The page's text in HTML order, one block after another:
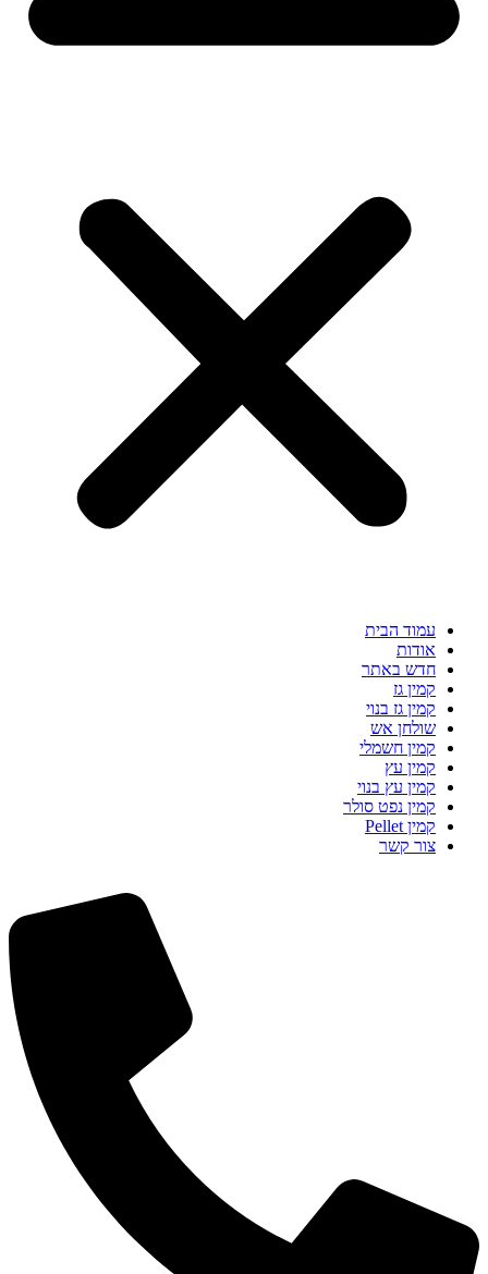
עמוד הבית
אודות
חדש באתר
קמין גז
קמין גז בנוי
שולחן אש
קמין חשמלי
קמין עץ
קמין עץ בנוי
קמין נפט סולר
קמין Pellet
צור קשר